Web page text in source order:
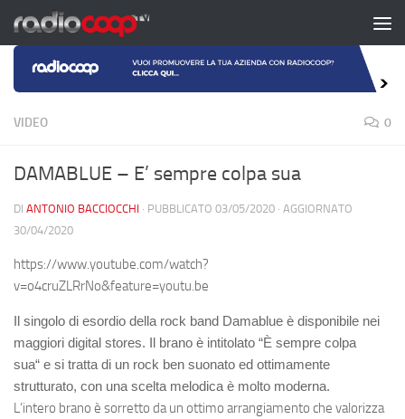
Salta al contenuto
VIDEO 0
DAMABLUE – E’ sempre colpa sua
DI ANTONIO BACCIOCCHI · PUBBLICATO 03/05/2020 · AGGIORNATO
30/04/2020
https://www.youtube.com/watch?
v=o4cruZLRrNo&feature=youtu.be
Il singolo di esordio della rock band Damablue è disponibile nei
maggiori digital stores. Il brano è intitolato “È sempre colpa
sua“ e si tratta di un rock ben suonato ed ottimamente
strutturato, con una scelta melodica è molto moderna.
L’intero brano è sorretto da un ottimo arrangiamento che valorizza